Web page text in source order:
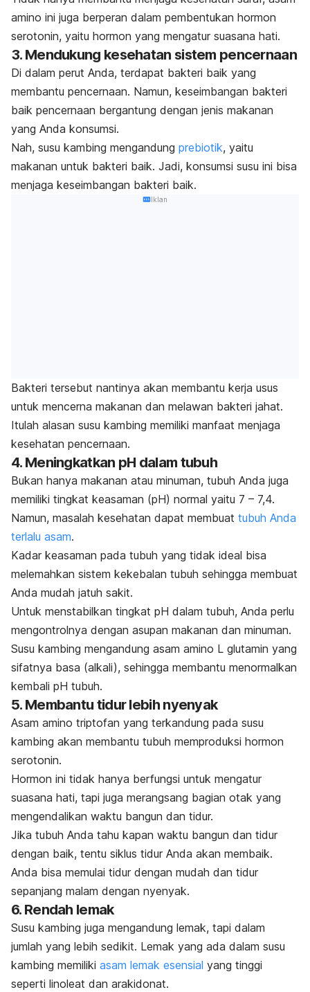
amino ini juga berperan dalam pembentukan hormon
serotonin, yaitu hormon yang mengatur suasana hati.
3. Mendukung kesehatan sistem pencernaan
Di dalam perut Anda, terdapat bakteri baik yang
membantu pencernaan. Namun, keseimbangan bakteri
baik pencernaan bergantung dengan jenis makanan
yang Anda konsumsi.
Nah, susu kambing mengandung prebiotik, yaitu
makanan untuk bakteri baik. Jadi, konsumsi susu ini bisa
menjaga keseimbangan bakteri baik.
Iklan
Bakteri tersebut nantinya akan membantu kerja usus
untuk mencerna makanan dan melawan bakteri jahat.
Itulah alasan susu kambing memiliki manfaat menjaga
kesehatan pencernaan.
4. Meningkatkan pH dalam tubuh
Bukan hanya makanan atau minuman, tubuh Anda juga
memiliki tingkat keasaman (pH) normal yaitu 7 – 7,4.
Namun, masalah kesehatan dapat membuat tubuh Anda
terlalu asam.
Kadar keasaman pada tubuh yang tidak ideal bisa
melemahkan sistem kekebalan tubuh sehingga membuat
Anda mudah jatuh sakit.
Untuk menstabilkan tingkat pH dalam tubuh, Anda perlu
mengontrolnya dengan asupan makanan dan minuman.
Susu kambing mengandung asam amino L glutamin yang
sifatnya basa (alkali), sehingga membantu menormalkan
kembali pH tubuh.
5. Membantu tidur lebih nyenyak
Asam amino triptofan yang terkandung pada susu
kambing akan membantu tubuh memproduksi hormon
serotonin.
Hormon ini tidak hanya berfungsi untuk mengatur
suasana hati, tapi juga merangsang bagian otak yang
mengendalikan waktu bangun dan tidur.
Jika tubuh Anda tahu kapan waktu bangun dan tidur
dengan baik, tentu siklus tidur Anda akan membaik.
Anda bisa memulai tidur dengan mudah dan tidur
sepanjang malam dengan nyenyak.
6. Rendah lemak
Susu kambing juga mengandung lemak, tapi dalam
jumlah yang lebih sedikit. Lemak yang ada dalam susu
kambing memiliki asam lemak esensial yang tinggi
seperti linoleat dan arakidonat.